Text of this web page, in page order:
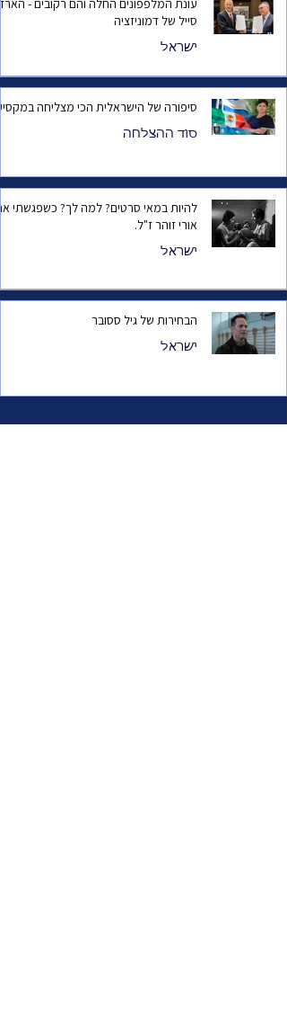
עונת המלפפונים החלה והם רקובים -
סייל של דמוניזציה
ישראל
סיפורה של הישראלית הכי מצליחה
סוד ההצלחה
להיות במאי סרטים? למה לך? כשפגשתי
אורי זוהר ז"ל.
ישראל
הבחירות של גיל ססובר
ישראל